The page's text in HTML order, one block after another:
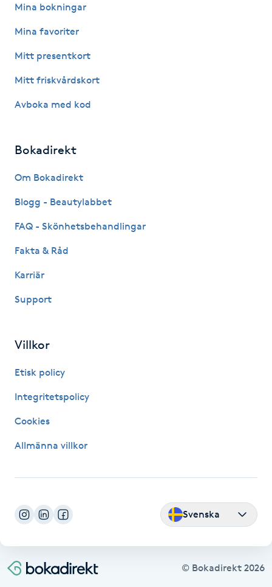
Hypnos
Hårbottenbehandling
Hårvård
Hälsa
IPL
IR-massage
Japansk massage
Keratinbehandling
Mina bokningar
Mina favoriter
Mitt presentkort
Mitt friskvårdskort
Avboka med kod
Bokadirekt
Om Bokadirekt
Blogg - Beautylabbet
FAQ - Skönhetsbehandlingar
Fakta & Råd
Karriär
Support
Villkor
Etisk policy
Integritetspolicy
Cookies
Allmänna villkor
Svenska
© Bokadirekt 2026